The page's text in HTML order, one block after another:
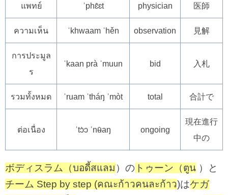
แพทย์ ˈphɛ̂ɛt physician 医師
ความเห็น ˈkhwaam ˈhěn observation 見解
การประมูล
ร
ˈkaan prà ˈmuun bid 入札
รวมทั้งหมด ˈruam ˈtháŋ ˈmòt total 合計で
ต่อเนื่อง ˈtɔ̀ɔ ˈnʉ̂aŋ ongoing
現在進行
中の
ボディスラム（บอดี้สแลม ）の トゥーン（ตูน ）と
チーム Step by step (คณะก้าวคนละก้าว)はケガ